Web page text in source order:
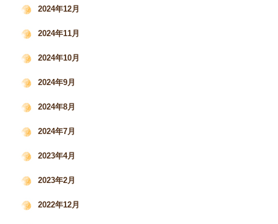
2024年12月
2024年11月
2024年10月
2024年9月
2024年8月
2024年7月
2023年4月
2023年2月
2022年12月